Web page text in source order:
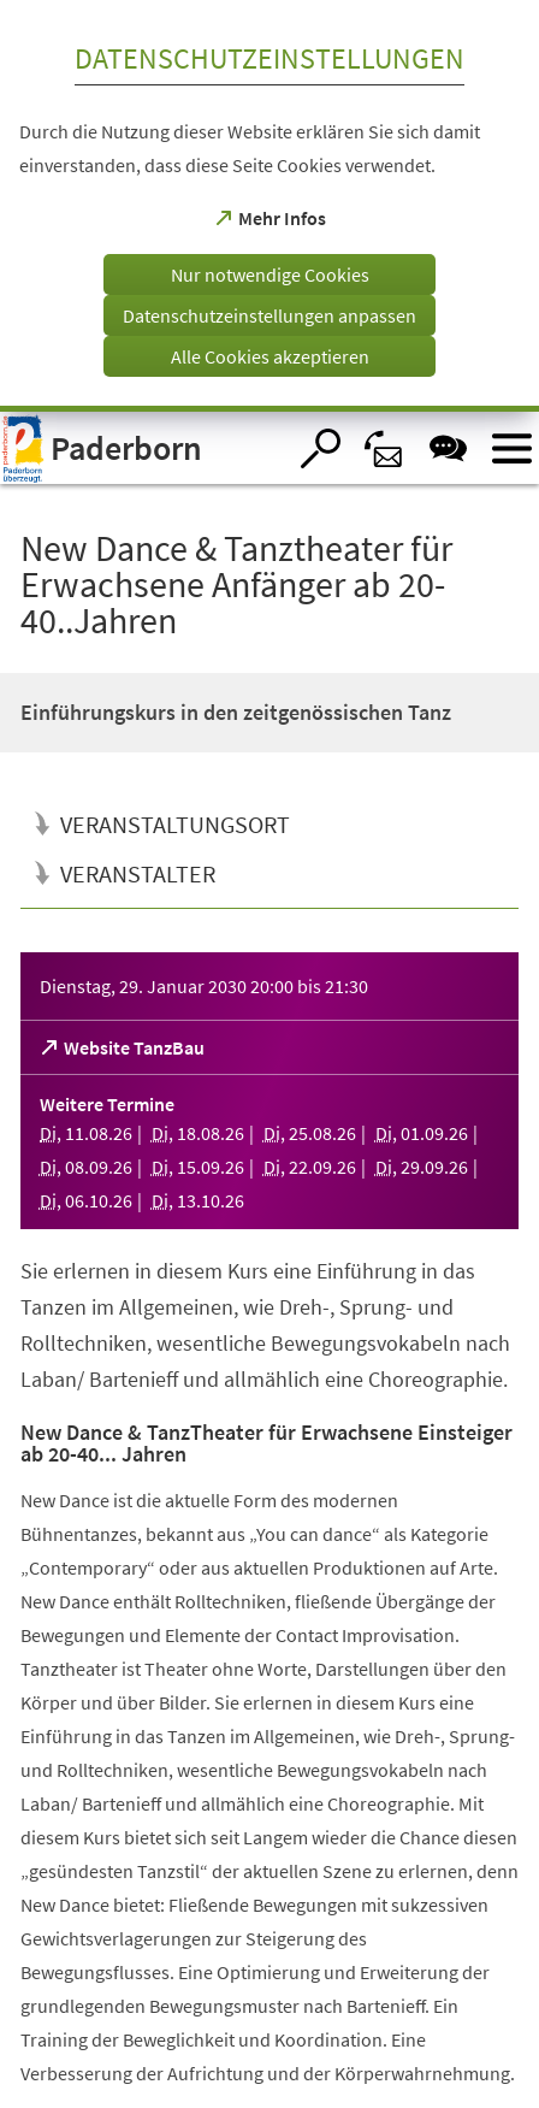
Visuelle
Assistenzsoftware
öffnen.
DATENSCHUTZEINSTELLUNGEN
Durch die Nutzung dieser Website erklären Sie sich damit
einverstanden, dass diese Seite Cookies verwendet.
Mehr Infos
(Öffnet
einem
Tab)
Nur notwendige Cookies
Datenschutzeinstellungen anpassen
Alle Cookies akzeptieren
Paderborn
New Dance & Tanztheater für
Erwachsene Anfänger ab 20-
40..Jahren
Einführungskurs in den zeitgenössischen Tanz
VERANSTALTUNGSORT
VERANSTALTER
Dienstag, 29. Januar 203020:00 bis21:30
Website TanzBau
(Öffnet
in
einem
neuen
Tab)
Weitere Termine
Di, 11 .08.26 Di, 18.08.26 Di, 25.08.26 Di, 01 .09.26
Di, 08.09.26 Di, 15.09.26 Di, 22.09.26 Di, 29.09.26
Di, 06.10.26 Di, 13.10.26
Sie erlernen in diesem Kurs eine Einführung in das
Tanzen im Allgemeinen, wie Dreh-, Sprung- und
Rolltechniken, wesentliche Bewegungsvokabeln nach
Laban/ Bartenieff und allmählich eine Choreographie.
New Dance & TanzTheater für Erwachsene Einsteiger
ab 20-40... Jahren
New Dance ist die aktuelle Form des modernen
Bühnentanzes, bekannt aus „You can dance“ als Kategorie
„Contemporary“ oder aus aktuellen Produktionen auf Arte.
New Dance enthält Rolltechniken, fließende Übergänge der
Bewegungen und Elemente der Contact Improvisation.
Tanztheater ist Theater ohne Worte, Darstellungen über den
Körper und über Bilder. Sie erlernen in diesem Kurs eine
Einführung in das Tanzen im Allgemeinen, wie Dreh-, Sprung-
und Rolltechniken, wesentliche Bewegungsvokabeln nach
Laban/ Bartenieff und allmählich eine Choreographie. Mit
diesem Kurs bietet sich seit Langem wieder die Chance diesen
„gesündesten Tanzstil“ der aktuellen Szene zu erlernen, denn
New Dance bietet: Fließende Bewegungen mit sukzessiven
Gewichtsverlagerungen zur Steigerung des
Bewegungsflusses. Eine Optimierung und Erweiterung der
grundlegenden Bewegungsmuster nach Bartenieff. Ein
Training der Beweglichkeit und Koordination. Eine
Verbesserung der Aufrichtung und der Körperwahrnehmung.